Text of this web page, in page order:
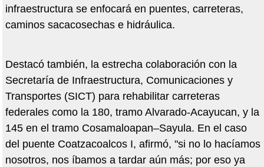
infraestructura se enfocará en puentes, carreteras,
caminos sacacosechas e hidráulica.
Destacó también, la estrecha colaboración con la
Secretaría de Infraestructura, Comunicaciones y
Transportes (SICT) para rehabilitar carreteras
federales como la 180, tramo Alvarado-Acayucan, y la
145 en el tramo Cosamaloapan–Sayula. En el caso
del puente Coatzacoalcos I, afirmó, "si no lo hacíamos
nosotros, nos íbamos a tardar aún más; por eso ya